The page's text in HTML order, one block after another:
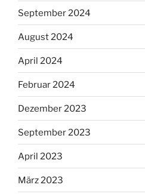
September 2024
August 2024
April 2024
Februar 2024
Dezember 2023
September 2023
April 2023
März 2023